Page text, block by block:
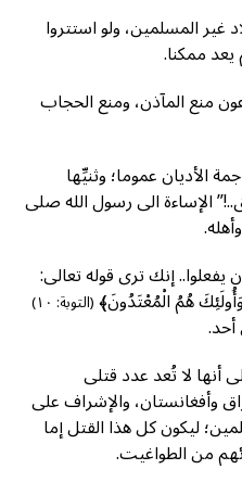
غير المسلمين، ولو استتروا
ممكنا.
منع المآذن، ومنع الحجاب
الأديان عموما؛ وثنيِّها
الإساءة الى رسول الله صلى
إنك ترى قوله تعالى:
هُمُ الْمُعْتَدُونَ﴾(التوبة: ١٠)
أنها لا تُعد عدد قتلى
وأفغانستان، والإشراف على
ليكون كل هذا القتل إما
من الطواغيت.